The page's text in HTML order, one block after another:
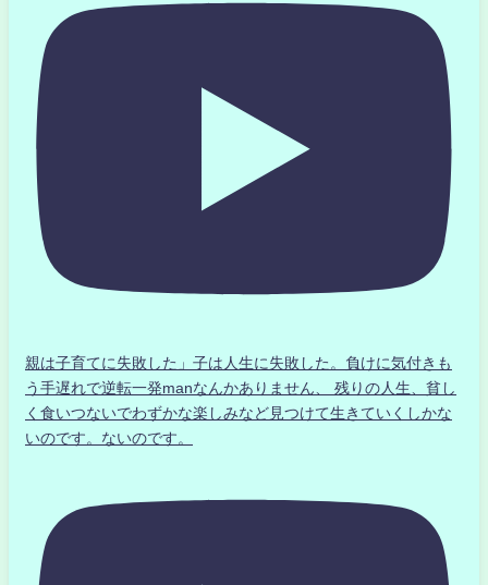
親は子育てに失敗した」子は人生に失敗した。負けに気付きも
う手遅れで逆転一発manなんかありません、 残りの人生、貧し
く食いつないでわずかな楽しみなど見つけて生きていくしかな
いのです。ないのです。